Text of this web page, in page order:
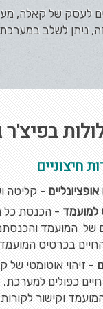
לעסק של קאלה,
ניתן לשלב
חיצוניים
- קליטה ועדכון בזמן אמת 24/7 של כל
למועמד - הכנסת כל
המועמד והכנסתם
בכרטיס
- זיהוי אוטומטי של
כפולים למערכת.
וקישור לקורות